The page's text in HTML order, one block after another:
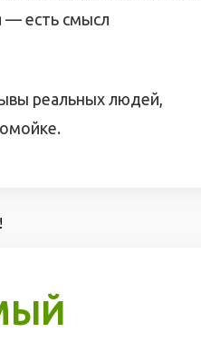
— есть смысл
реальных людей,